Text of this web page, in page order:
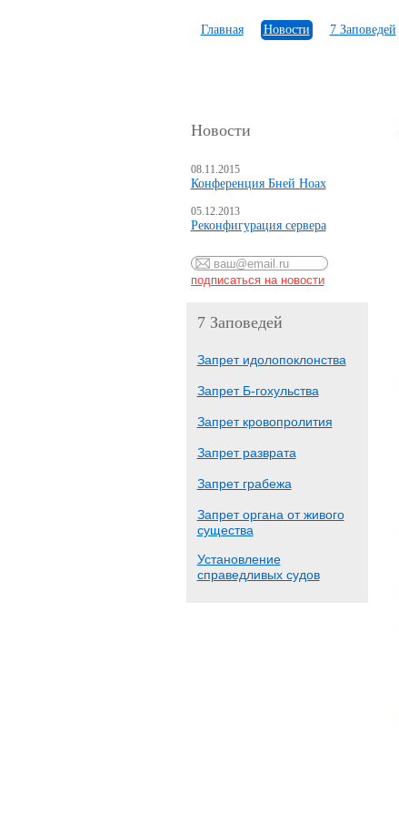
Главная Новости 7 Заповедей
Новости
08.11.2015
Конференция Бней Ноах
05.12.2013
Реконфигурация сервера
7 Заповедей
Запрет идолопоклонства
Запрет Б-гохульства
Запрет кровопролития
Запрет разврата
Запрет грабежа
Запрет органа от живого
существа
Установление
справедливых судов